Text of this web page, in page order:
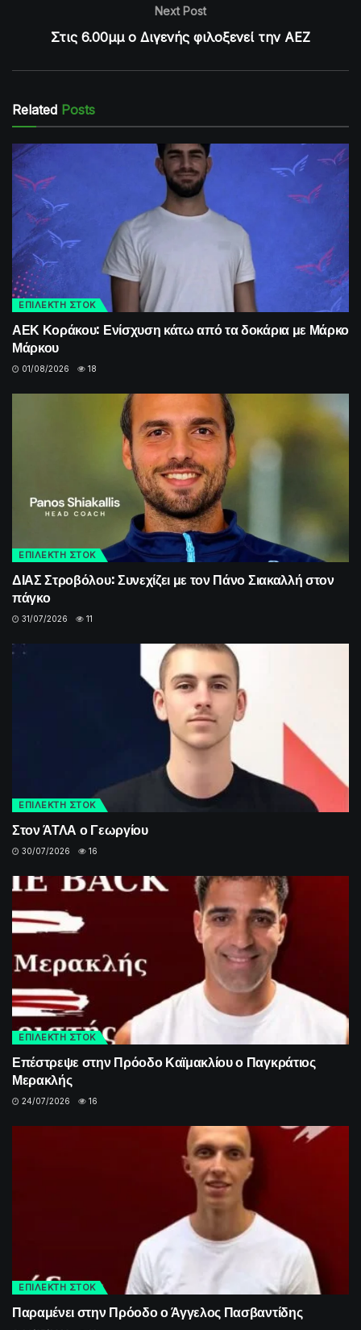
Next Post
Στις 6.00μμ ο Διγενής φιλοξενεί την ΑΕΖ
Related Posts
ΕΠΙΛΕΚΤΗ ΣΤΟΚ
ΑΕΚ Κοράκου: Ενίσχυση κάτω από τα δοκάρια με Μάρκο
Μάρκου
01/08/2026 18
ΕΠΙΛΕΚΤΗ ΣΤΟΚ
ΔΙΑΣ Στροβόλου: Συνεχίζει με τον Πάνο Σιακαλλή στον
πάγκο
31/07/2026 11
ΕΠΙΛΕΚΤΗ ΣΤΟΚ
Στον ΆΤΛΑ ο Γεωργίου
30/07/2026 16
ΕΠΙΛΕΚΤΗ ΣΤΟΚ
Επέστρεψε στην Πρόοδο Καϊμακλίου ο Παγκράτιος
Μερακλής
24/07/2026 16
ΕΠΙΛΕΚΤΗ ΣΤΟΚ
Παραμένει στην Πρόοδο ο Άγγελος Πασβαντίδης